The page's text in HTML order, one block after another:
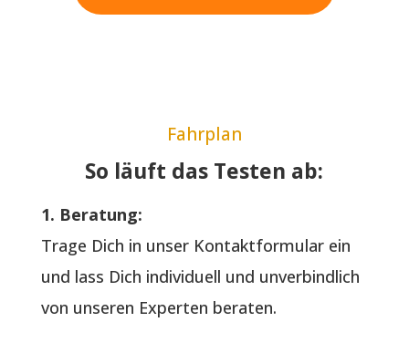
Fahrplan
So läuft das Testen ab:
1. Beratung:
Trage Dich in unser Kontaktformular ein
und lass Dich individuell und unverbindlich
von unseren Experten beraten.